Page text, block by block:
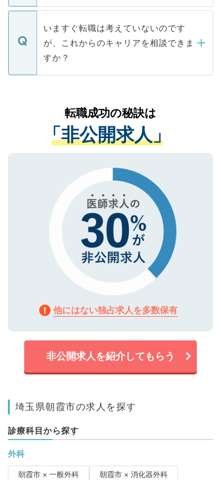
関を公にしてしまうと、応募が殺到する場
に、医療機関が求める条件に合った人材の
みを人材紹介会社に依頼するケースが増え
ています。
定を承諾する必要はありません。内定先へ
の辞退の連絡はキャリアパートナーが行い
ますので、ご安心ください。
個人情報が漏えいすることはありませんの
で、ご安心ください。当サイトからの登録
などで収集したご登録者様の個人情報は、
ご本人のキャリアアップおよび転職活動の
支援を目的に使用いたします。お預かりし
ているすべての個人データはご本人の許可
は、個人情報の取り扱いについての厳密な
管理基準を満たした事業者のみに付与され
る、プライバシーマークを取得済みです。
ご登録いただいた個人情報は、SSL（デー
で、機密保持に関してもご安心ください。
いますぐ転職は考えていないのです
が、これからのキャリアを相談できま
すか？
かがいして、現在の医療機関の状況や紹介
経験をまじえながら、適切なアドバイスを
させていただきます。すぐにご転職をされ
ない方には、長期的なサポートが可能です
ので、まずはご登録ください。
転職成功の秘訣は
「非公開求人」
他にはない独占求人を多数保有
非公開求人を紹介してもらう
埼玉県朝霞市の求人を探す
診療科目から探す
外科
朝霞市 × 一般外科 朝霞市 × 消化器外科